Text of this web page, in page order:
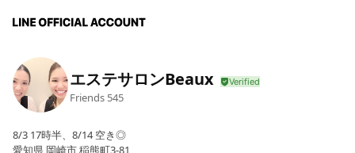
エステサロンBeaux
Friends 545
8/3 17時半、8/14 空き◎
愛知県 岡崎市 稲熊町3-81